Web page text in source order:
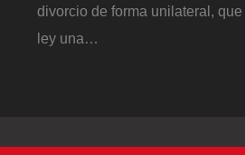
divorcio de forma unilateral,
ley una…